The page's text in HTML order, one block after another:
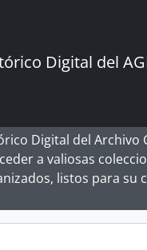
Digital del
Digital del Archivo
a valiosas
listos para su